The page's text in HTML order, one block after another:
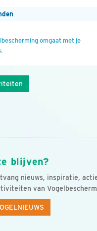
omgaat met je
blijven?
nieuws, inspiratie,
van